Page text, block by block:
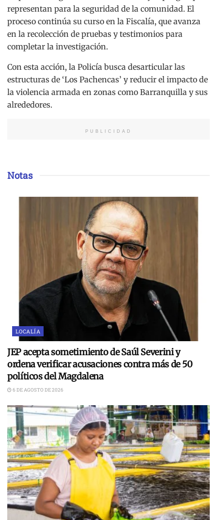
representan para la seguridad de la comunidad. El
proceso continúa su curso en la Fiscalía, que avanza
en la recolección de pruebas y testimonios para
completar la investigación.
Con esta acción, la Policía busca desarticular las
estructuras de ‘Los Pachencas’ y reducir el impacto de
la violencia armada en zonas como Barranquilla y sus
alrededores.
PUBLICIDAD
Notas
LOCALÍA
JEP acepta sometimiento de Saúl Severini y
ordena verificar acusaciones contra más de 50
políticos del Magdalena
6 DE AGOSTO DE 2026